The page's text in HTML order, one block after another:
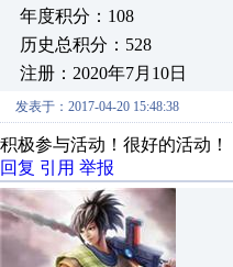
年度积分：108
历史总积分：528
注册：2020年7月10日
发表于：2017-04-20 15:48:38
积极参与活动！很好的活动！
回复 引用 举报